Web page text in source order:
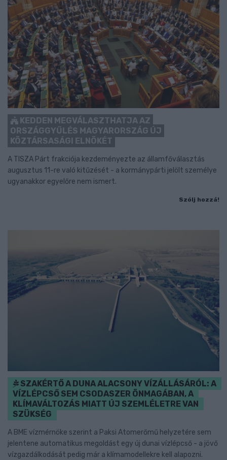
KEDDEN MEGVÁLASZTHATJA AZ
ORSZÁGGYŰLÉS MAGYARORSZÁG ÚJ
KÖZTÁRSASÁGI ELNÖKÉT
A TISZA Párt frakciója kezdeményezte az államfőválasztás
augusztus 11-re való kitűzését - a kormánypárti jelölt személye
ugyanakkor egyelőre nem ismert.
Szólj hozzá!
SZAKÉRTŐ A DUNA ALACSONY VÍZÁLLÁSÁRÓL: A
VÍZLÉPCSŐ SEM CSODASZER ÖNMAGÁBAN, A
KLÍMAVÁLTOZÁS MIATT ÚJ SZEMLÉLETRE VAN
SZÜKSÉG
A BME vízmérnöke szerint a Paksi Atomerőmű helyzetére sem
jelentene automatikus megoldást egy új dunai vízlépcső - a jövő
vízgazdálkodását pedig már a klímamodellekre kell alapozni.